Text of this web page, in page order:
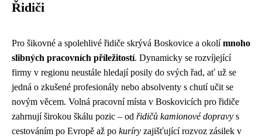
Řidiči
Pro šikovné a spolehlivé řidiče skrývá Boskovice a okolímnoho
slibných pracovních příležitostí. Dynamicky se rozvíjející
firmy v regionu neustále hledají posily do svých řad, ať už se
jedná o zkušené profesionály nebo absolventy s chutí učit se
novým věcem. Volná pracovní místa v Boskovicích pro řidiče
zahrnují širokou škálu pozic – od řidičů kamionové dopravy s
cestováním po Evropě až po kuríry zajišťující rozvoz zásilek v